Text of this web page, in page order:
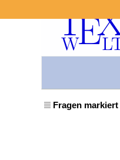
Fragen